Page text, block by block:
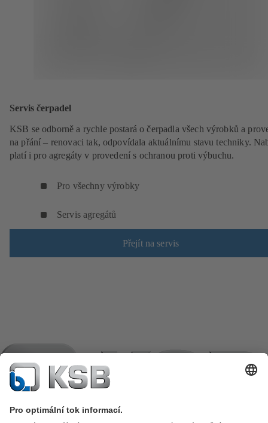
Servis čerpadel
KSB se odborně a rychle postará o čerpadla všech výrobků a
na přání – renovaci tak, odpovídala aktuálnímu stavu techniky.
platí i pro agregáty v provedení s ochranou proti výbuchu.
Pro všechny výrobky
Servis agregátů
Přejít na servis